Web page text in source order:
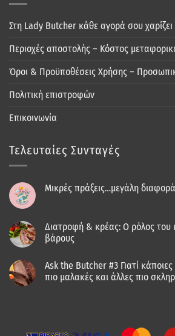
Στη Lady Butcher κάθε αγορά σου χαρίζει
Περιοχές αποστολής – Κόστος
Όροι & Προϋποθέσεις Χρήσης –
Πολιτική επιστροφών
Επικοινωνία
Τελευταίες Συνταγές
Μικρές πράξεις…μεγάλη διαφορά
Διατροφή & κρέας: Ο ρόλος του
βάρους
Ask the Butcher #3 Γιατί
πιο μαλακές και άλλες πιο